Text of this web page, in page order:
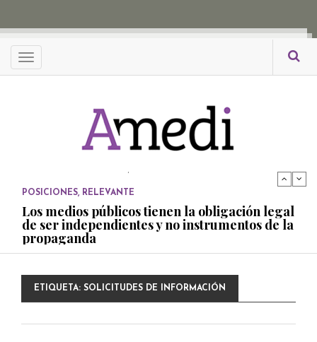
Menu
POSICIONES
Consejos ciudadanos e IFT deben garantizar
independencia editorial de medios públicos
Amedi condena atentado contra Ciro Gómez
POSICIONES, RELEVANTE
Los medios públicos tienen la obligación legal
de ser independientes y no instrumentos de la
propaganda
PUBLICADO EL 27 NOVIEMBRE, 2022
Consejos ciudadanos e IFT deben garantizar
ETIQUETA: SOLICITUDES DE INFORMACIÓN